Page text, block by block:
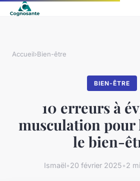
Accueil›Bien-être
BIEN-ÊTRE
10 erreurs à
musculation pour
le bien-
Ismaël•20 février 2025•2